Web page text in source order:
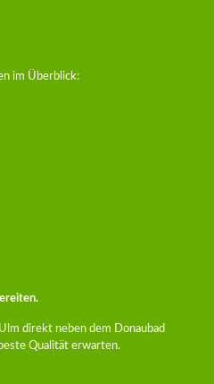
im Überblick:
direkt neben dem Donaubad
Qualität erwarten.